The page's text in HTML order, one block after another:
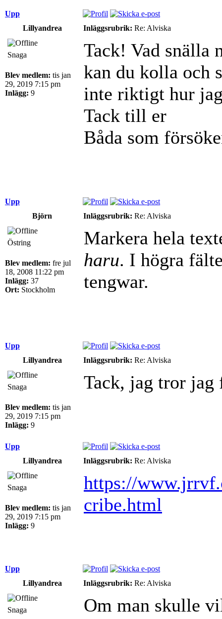
Upp
Lillyandrea
Inläggsrubrik: Re: Alviska
Snaga
Blev medlem: tis jan
29, 2019 7:15 pm
Inlägg: 9
Tack! Vad snälla
kan du kolla och
inte riktigt hur
Tack till er
Båda som
Upp
Björn
Inläggsrubrik: Re: Alviska
Östring
Blev medlem: fre jul
18, 2008 11:22 pm
Inlägg: 37
Ort: Stockholm
Markera hela
haru. I högra
tengwar.
Upp
Lillyandrea
Inläggsrubrik: Re: Alviska
Snaga
Blev medlem: tis jan
29, 2019 7:15 pm
Inlägg: 9
Tack, jag tror
Upp
Lillyandrea
Inläggsrubrik: Re: Alviska
Snaga
Blev medlem: tis jan
29, 2019 7:15 pm
Inlägg: 9
https://
cribe.html
Upp
Lillyandrea
Inläggsrubrik: Re: Alviska
Snaga
Om man skulle